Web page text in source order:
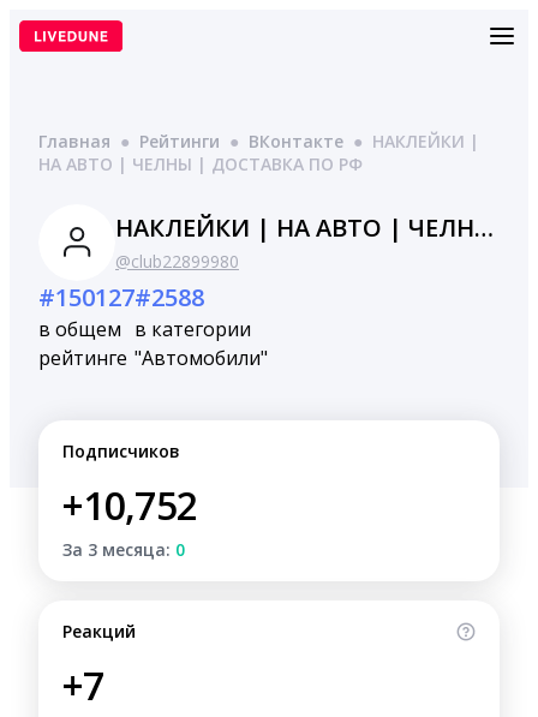
Перейти
Главная ● Рейтинги ● ВКонтакте ● НАКЛЕЙКИ |
НА АВТО | ЧЕЛНЫ | ДОСТАВКА ПО РФ
НАКЛЕЙКИ | НА АВТО | ЧЕЛНЫ | ДОСТАВКА ПО РФ
@club22899980
#150127
в общем
рейтинге
#2588
в категории
"Автомобили"
Подписчиков
+10,752
За 3 месяца: 0
Реакций
+7